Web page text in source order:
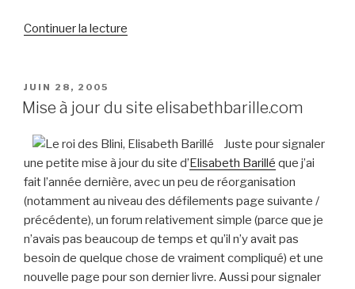
Continuer la lecture
de
PUBLIÉ
LE
JUIN 28, 2005
Mise à jour du site elisabethbarille.com
Juste pour signaler
une petite mise à jour du site d’Elisabeth Barillé que j’ai
fait l’année dernière, avec un peu de réorganisation
(notamment au niveau des défilements page suivante /
précédente), un forum relativement simple (parce que je
n’avais pas beaucoup de temps et qu’il n’y avait pas
besoin de quelque chose de vraiment compliqué) et une
nouvelle page pour son dernier livre. Aussi pour signaler